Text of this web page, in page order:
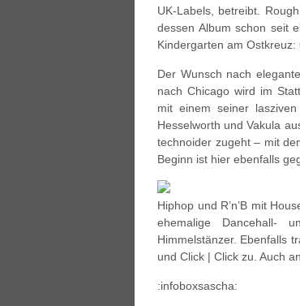
UK-Labels, betreibt.
dessen Album schon seit
Kindergarten am Ostkreuz:
Der Wunsch nach
nach Chicago wird im
mit einem seiner
Hesselworth und Vakula
technoider zugeht – mit
Beginn ist hier ebenfalls
Hiphop und R’n’B mit
ehemalige Dancehall-
Himmelstänzer. Ebenfalls
und Click | Click zu. Auch
:infoboxsascha: